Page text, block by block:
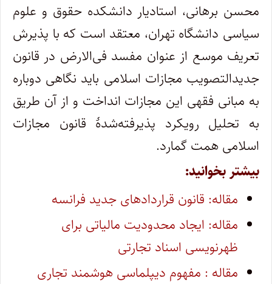
محسن برهانی، استادیار دانشکده حقوق و علوم
سیاسی دانشگاه تهران، معتقد است که با پذیرش
تعریف موسع از عنوان مفسد فی‌الارض در قانون
جدیدالتصویب مجازات اسلامی باید نگاهی دوباره
به مبانی فقهی این مجازات انداخت و از آن طریق
به تحلیل رویکرد پذیرفته‌شدۀ قانون مجازات
اسلامی همت گمارد.
بیشتر بخوانید:
مقاله: قانون قراردادهای جدید فرانسه
مقاله: ایجاد محدودیت مالیاتی برای
ظهرنویسی اسناد تجارتی
مقاله : مفهوم دیپلماسی هوشمند تجاری